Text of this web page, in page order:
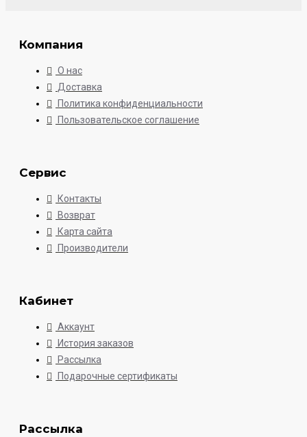
Компания
О нас
Доставка
Политика конфиденциальности
Пользовательское соглашение
Сервис
Контакты
Возврат
Карта сайта
Производители
Кабинет
Аккаунт
История заказов
Рассылка
Подарочные сертификаты
Рассылка